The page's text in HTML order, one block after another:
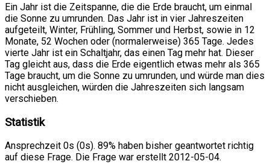
Ein Jahr ist die Zeitspanne, die die Erde braucht, um einmal
die Sonne zu umrunden. Das Jahr ist in vier Jahreszeiten
aufgeteilt, Winter, Frühling, Sommer und Herbst, sowie in 12
Monate, 52 Wochen oder (normalerweise) 365 Tage. Jedes
vierte Jahr ist ein Schaltjahr, das einen Tag mehr hat. Dieser
Tag gleicht aus, dass die Erde eigentlich etwas mehr als 365
Tage braucht, um die Sonne zu umrunden, und würde man dies
nicht ausgleichen, würden die Jahreszeiten sich langsam
verschieben.
Statistik
Ansprechzeit 0s (0s). 89% haben bisher geantwortet richtig
auf diese Frage. Die Frage war erstellt 2012-05-04.